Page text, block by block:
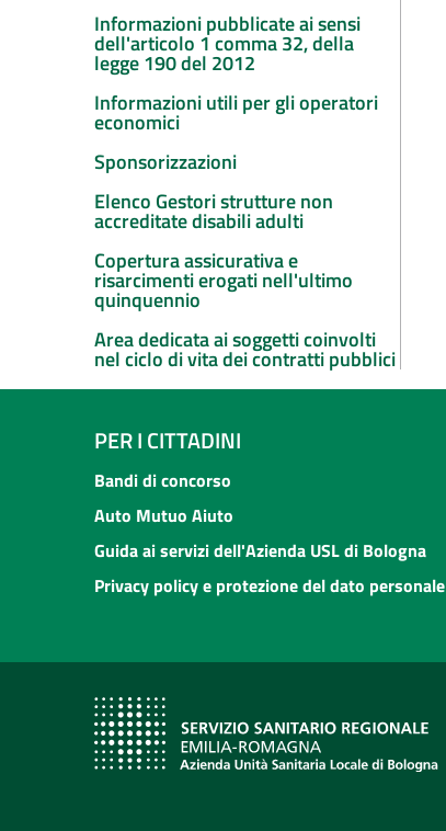
Informazioni pubblicate ai sensi
dell'articolo 1 comma 32, della
legge 190 del 2012
Informazioni utili per gli operatori
economici
Sponsorizzazioni
Elenco Gestori strutture non
accreditate disabili adulti
Copertura assicurativa e
risarcimenti erogati nell'ultimo
quinquennio
Area dedicata ai soggetti coinvolti
nel ciclo di vita dei contratti pubblici
PER I CITTADINI
Bandi di concorso
Auto Mutuo Aiuto
Guida ai servizi dell'Azienda USL di Bologna
Privacy policy e protezione del dato personale